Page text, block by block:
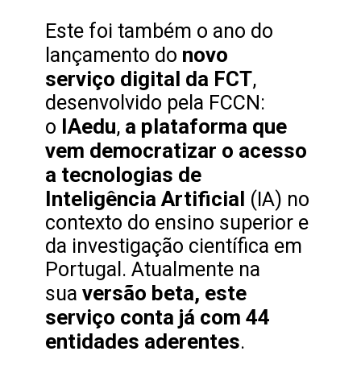
Este foi também o ano do
lançamento do novo
serviço digital da FCT,
desenvolvido pela FCCN:
o IAedu, a plataforma que
vem democratizar o acesso
a tecnologias de
Inteligência Artificial (IA) no
contexto do ensino superior e
da investigação científica em
Portugal. Atualmente na
sua versão beta, este
serviço conta já com 44
entidades aderentes.